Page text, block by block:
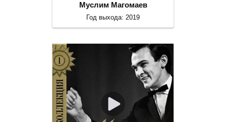
Муслим Магомаев
Год выхода: 2019